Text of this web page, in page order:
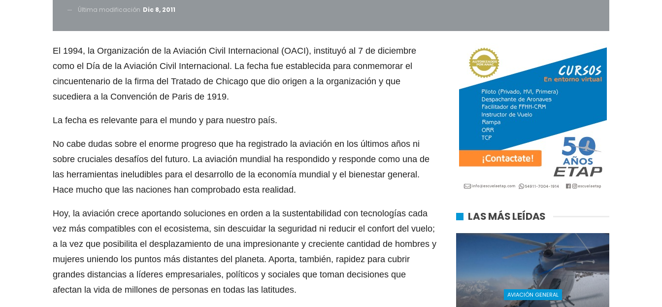
Última modificación Dic 8, 2011
El 1994, la Organización de la Aviación Civil Internacional (OACI), instituyó al 7 de diciembre
como el Día de la Aviación Civil Internacional. La fecha fue establecida para conmemorar el
cincuentenario de la firma del Tratado de Chicago que dio origen a la organización y que
sucediera a la Convención de Paris de 1919.
La fecha es relevante para el mundo y para nuestro país.
No cabe dudas sobre el enorme progreso que ha registrado la aviación en los últimos años ni
sobre cruciales desafíos del futuro. La aviación mundial ha respondido y responde como una de
las herramientas ineludibles para el desarrollo de la economía mundial y el bienestar general.
Hace mucho que las naciones han comprobado esta realidad.
Hoy, la aviación crece aportando soluciones en orden a la sustentabilidad con tecnologías cada
vez más compatibles con el ecosistema, sin descuidar la seguridad ni reducir el confort del vuelo;
a la vez que posibilita el desplazamiento de una impresionante y creciente cantidad de hombres y
mujeres uniendo los puntos más distantes del planeta. Aporta, también, rapidez para cubrir
grandes distancias a líderes empresariales, políticos y sociales que toman decisiones que
afectan la vida de millones de personas en todas las latitudes.
LAS MÁS LEÍDAS
AVIACIÓN GENERAL